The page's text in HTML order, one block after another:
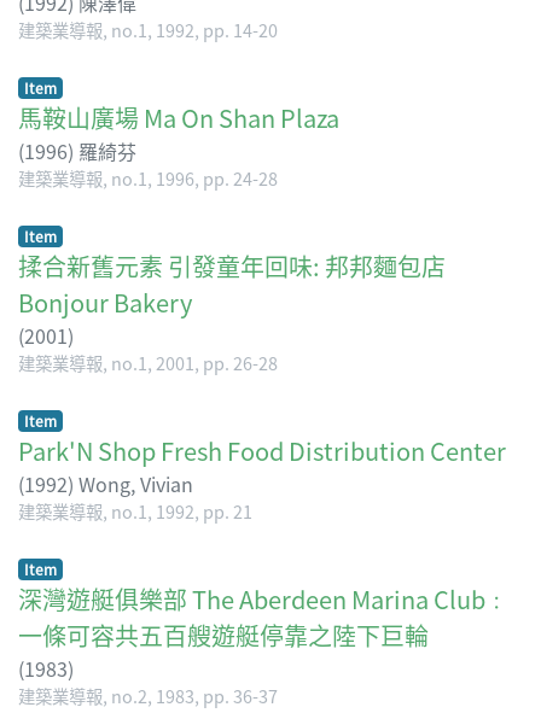
建築業導報, no.1, 1992, pp. 14-20
Item
馬鞍山廣場 Ma On Shan Plaza
(1996) 羅綺芬
建築業導報, no.1, 1996, pp. 24-28
Item
揉合新舊元素 引發童年回味: 邦邦麵包店
Bonjour Bakery
(2001)
建築業導報, no.1, 2001, pp. 26-28
Item
Park'N Shop Fresh Food Distribution Center
(1992) Wong, Vivian
建築業導報, no.1, 1992, pp. 21
Item
深灣遊艇俱樂部 The Aberdeen Marina Club﹕
一條可容共五百艘遊艇停靠之陸下巨輪
(1983)
建築業導報, no.2, 1983, pp. 36-37